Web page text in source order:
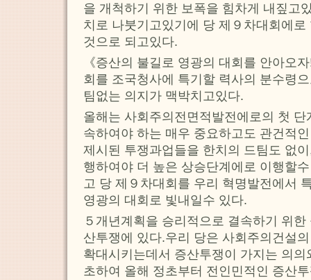
을 개척하기 위한 보폭을 힘차게 내짚고
치로 나붓기고있기에 당 제９차대회에
것으로 되고있다.
《증산의 불길로 영광의 대회를 안아오
회를 조국청사에 특기할 력사의 분수령
팀없는 의지가 맥박치고있다.
올해는 사회주의전면적발전에로의 첫
속하여야 하는 매우 중요하고도 관건적
제시된 투쟁과업들을 한치의 드팀도 없
행하여야 더 높은 상승단계에로 이행할
고 당 제９차대회를 우리 혁명발전에서
영광의 대회로 빛내일수 있다.
５개년계획을 승리적으로 결속하기 위
산투쟁에 있다.우리 당은 사회주의건설
확대시키는데서 증산투쟁이 가지는 의
초하여 올해 정초부터 전인민적인 증산